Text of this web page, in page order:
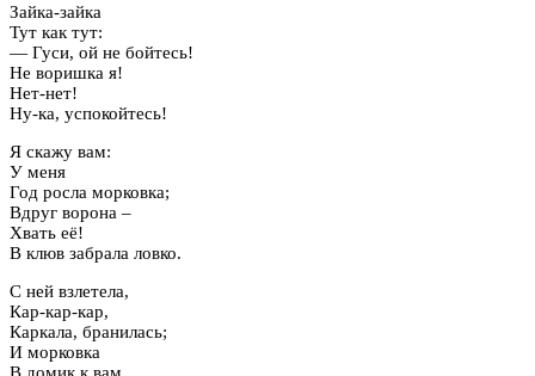
Зайка-зайка
Тут как тут:
— Гуси, ой не бойтесь!
Не воришка я!
Нет-нет!
Ну-ка, успокойтесь!
Я скажу вам:
У меня
Год росла морковка;
Вдруг ворона –
Хвать её!
В клюв забрала ловко.
С ней взлетела,
Кар-кар-кар,
Каркала, бранилась;
И морковка
В домик к вам